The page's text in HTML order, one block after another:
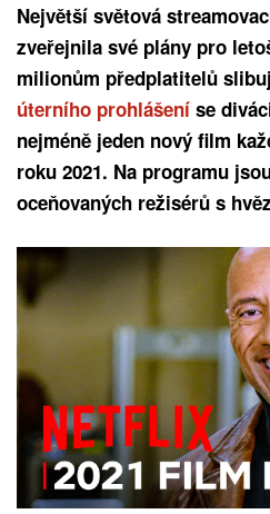
Největší světová
zveřejnila své plány pro
milionům předplatitelů
úterního prohlášení se
nejméně jeden nový film
roku 2021. Na programu
oceňovaných režisérů s